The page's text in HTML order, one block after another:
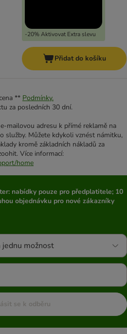
-20% Aktivovat Extra slevu
Přidat do košíku
** Podmínky.
za posledních 30 dní.
mailovou adresu k přímé reklamě na
služby. Můžete kdykoli vznést námitku,
kromě základních nákladů za
Více informací:
home
nabídky pouze pro předplatitele; 10
objednávku pro nové zákazníky
možnost
se k odběru